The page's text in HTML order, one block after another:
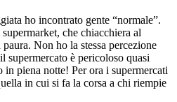
ho incontrato gente “normale”.
che chiacchiera al
Non ho la stessa percezione
supermercato è pericoloso quasi
in piena notte! Per ora i supermercati
in cui si fa la corsa a chi riempie